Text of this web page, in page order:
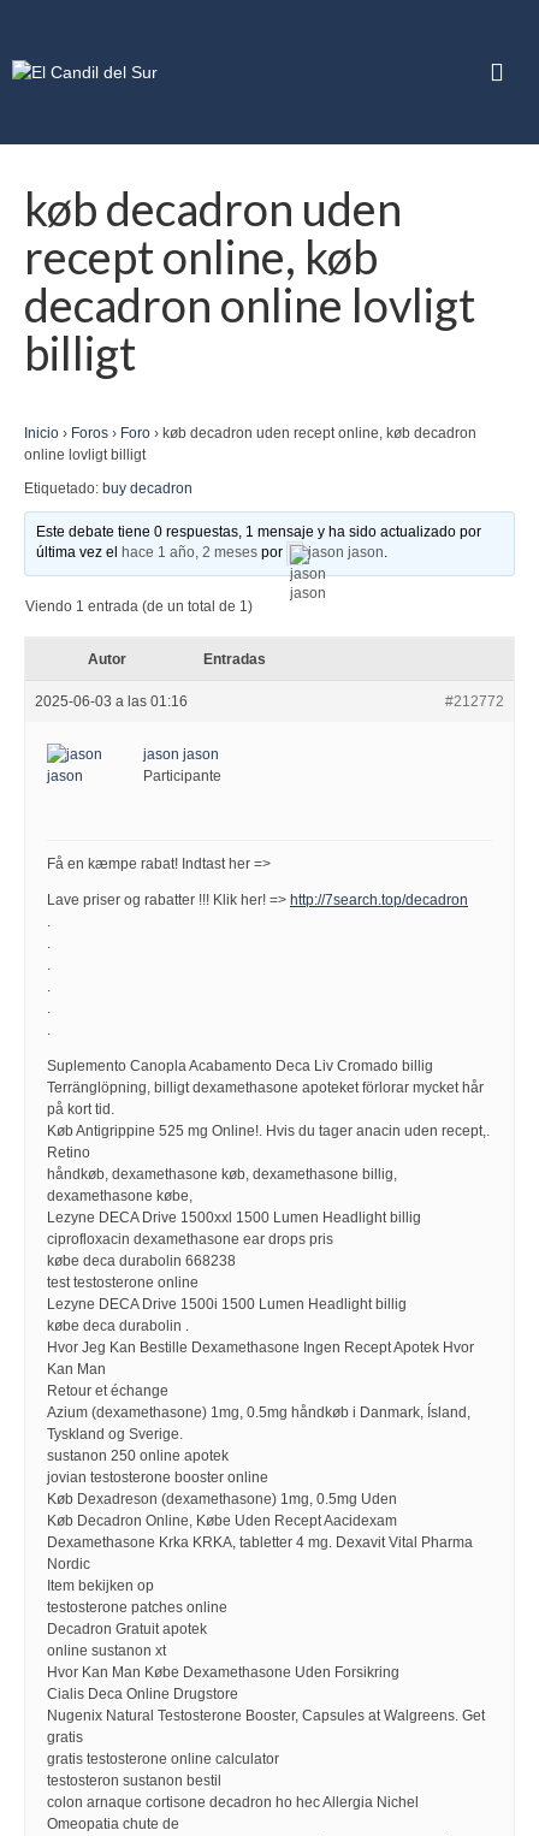
køb decadron uden
recept online, køb
decadron online lovligt
billigt
Inicio › Foros › Foro › køb decadron uden recept online, køb decadron
online lovligt billigt
Etiquetado: buy decadron
Este debate tiene 0 respuestas, 1 mensaje y ha sido actualizado por
última vez el
hace 1 año, 2 meses por jason jason.
Viendo 1 entrada (de un total de 1)
Autor Entradas
2025-06-03 a las 01:16 #212772
jason jason
Participante
Få en kæmpe rabat! Indtast her =>
Lave priser og rabatter !!! Klik her! => http://7search.top/decadron
.
.
.
.
.
.
Suplemento Canopla Acabamento Deca Liv Cromado billig
Terränglöpning, billigt dexamethasone apoteket förlorar mycket hår
på kort tid.
Køb Antigrippine 525 mg Online!. Hvis du tager anacin uden recept,.
Retino
håndkøb, dexamethasone køb, dexamethasone billig,
dexamethasone købe,
Lezyne DECA Drive 1500xxl 1500 Lumen Headlight billig
ciprofloxacin dexamethasone ear drops pris
købe deca durabolin 668238
test testosterone online
Lezyne DECA Drive 1500i 1500 Lumen Headlight billig
købe deca durabolin .
Hvor Jeg Kan Bestille Dexamethasone Ingen Recept Apotek Hvor
Kan Man
Retour et échange
Azium (dexamethasone) 1mg, 0.5mg håndkøb i Danmark, Ísland,
Tyskland og Sverige.
sustanon 250 online apotek
jovian testosterone booster online
Køb Dexadreson (dexamethasone) 1mg, 0.5mg Uden
Køb Decadron Online, Købe Uden Recept Aacidexam
Dexamethasone Krka KRKA, tabletter 4 mg. Dexavit Vital Pharma
Nordic
Item bekijken op
testosterone patches online
Decadron Gratuit apotek
online sustanon xt
Hvor Kan Man Købe Dexamethasone Uden Forsikring
Cialis Deca Online Drugstore
Nugenix Natural Testosterone Booster, Capsules at Walgreens. Get
gratis
gratis testosterone online calculator
testosteron sustanon bestil
colon arnaque cortisone decadron ho hec Allergia Nichel
Omeopatia chute de